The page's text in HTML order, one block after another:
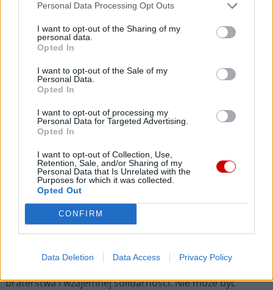
Personal Data Processing Opt Outs
I want to opt-out of the Sharing of my
personal data.
Opted In
I want to opt-out of the Sale of my
Personal Data.
Opted In
I want to opt-out of processing my
Personal Data for Targeted Advertising.
Opted In
I want to opt-out of Collection, Use,
Retention, Sale, and/or Sharing of my
Personal Data that Is Unrelated with the
Purposes for which it was collected.
Opted Out
CONFIRM
Data Deletion Data Access Privacy Policy
będą się więcej zaprawiać do wojny” (
Wszyscy musimy działać i starać się, aby osiągnąć trwały
pokój, w którym Państwo Palestyna i Państwo Izrael będą
mogły żyć obok siebie, burząc mury wrogości i
nienawiści. Wszystkim nam musi zależeć, aby Jerozolima
żydów i muzułmanów, chronionym specjalnym statutem
gwarantowanym na szczeblu międzynarodowym.
Bracia i siostry, jesteśmy tu dzisiaj, by modlić się o pokój.
Prosimy o niego Boga jako o dar Jego miłosierdzia.
Pokoju nie osiąga się bowiem jedynie na papierowych
umowach, lub na stołach kompromisów ludzkich i
politycznych. Rodzi się on z przemienionych serc,
powstaje, gdy Boża miłość dociera do każdego z nas i
porusza, która wyzwala z egoizmu, burzy nasze
braterstwa i wzajemnej solidarności. Nie może być